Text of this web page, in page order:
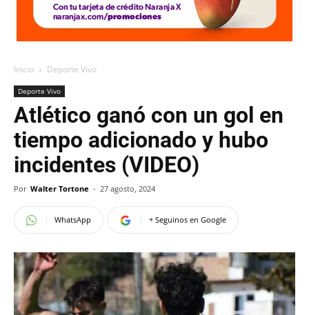
Inicio Deporte Vivo
Deporte Vivo
Atlético ganó con un gol en
tiempo adicionado y hubo
incidentes (VIDEO)
Por Walter Tortone - 27 agosto, 2024
WhatsApp + Seguinos en Google